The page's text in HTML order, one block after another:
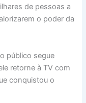
de pessoas a
o poder da
público segue
retorne à TV com
conquistou o